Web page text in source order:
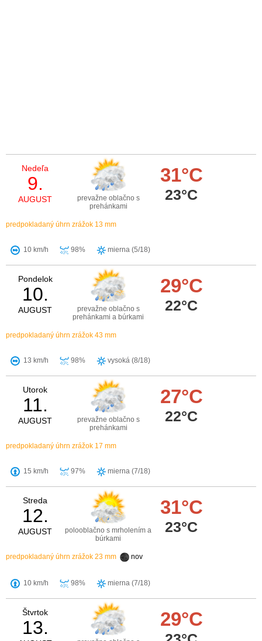
Nedeľa
9.
AUGUST
prevažne oblačno s
prehánkami
31°C
23°C
predpokladaný úhrn zrážok 13 mm
10 km/h 98% mierna (5/18)
Pondelok
10.
AUGUST
prevažne oblačno s
prehánkami a búrkami
29°C
22°C
predpokladaný úhrn zrážok 43 mm
13 km/h 98% vysoká (8/18)
Utorok
11.
AUGUST
prevažne oblačno s
prehánkami
27°C
22°C
predpokladaný úhrn zrážok 17 mm
15 km/h 97% mierna (7/18)
Streda
12.
AUGUST
polooblačno s mrholením a
búrkami
31°C
23°C
predpokladaný úhrn zrážok 23 mm nov
10 km/h 98% mierna (7/18)
Štvrtok
13. 29°C